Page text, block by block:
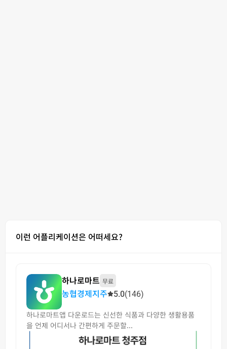
이런 어플리케이션은 어떠세요?
하나로마트 무료
농협경제지주 5.0(146)
하나로마트앱 다운로드는 신선한 식품과 다양한 생활용품
을 언제 어디서나 간편하게 주문할...